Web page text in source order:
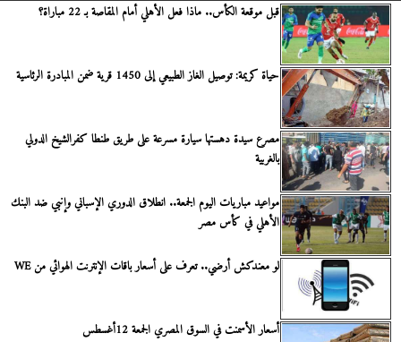
قبل موقعة الكأس.. ماذا فعل الأهلي أمام المقاصة بـ 22 مباراة؟
حياة كريمة: توصيل الغاز الطبيعي إلى 1450 قرية ضمن المبادرة الرئاسية
مصرع سيدة دهستها سيارة مسرعة على طريق طنطا كفرالشيخ الدولي
بالغربية
مواعيد مباريات اليوم الجمعة.. انطلاق الدوري الإسباني وإنبي ضد البنك
الأهلي في كأس مصر
لو معندكش أرضي.. تعرف على أسعار باقات الإنترنت الهوائي من WE
أسعار الأسمنت في السوق المصري الجمعة 12أغسطس